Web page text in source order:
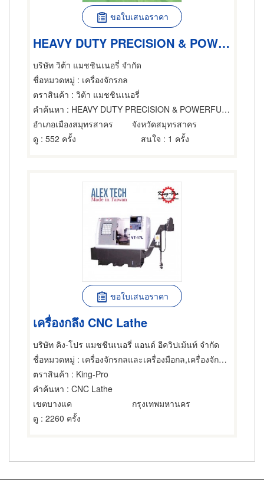
ขอใบเสนอราคา
HEAVY DUTY PRECISION & POWERFUL LATHE
บริษัท วิต้า แมชชินเนอรี่ จำกัด
ชื่อหมวดหมู่ : เครื่องจักรกล
ตราสินค้า : วิต้า แมชชินเนอรี่
คำค้นหา : HEAVY DUTY PRECISION & POWERFUL LATHE
อำเภอเมืองสมุทรสาคร
จังหวัดสมุทรสาคร
ดู : 552 ครั้ง สนใจ : 1 ครั้ง
ขอใบเสนอราคา
เครื่องกลึง CNC Lathe
บริษัท คิง-โปร แมชชีนเนอรี่ แอนด์ อีควิปเม้นท์ จำกัด
ชื่อหมวดหมู่ : เครื่องจักรกลและเครื่องมือกล,เครื่องจักร,วิศวกรเครื่องกล
ตราสินค้า : King-Pro
คำค้นหา : CNC Lathe
เขตบางแค
กรุงเทพมหานคร
ดู : 2260 ครั้ง